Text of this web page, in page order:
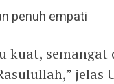
penuh empati
kuat,
jelas